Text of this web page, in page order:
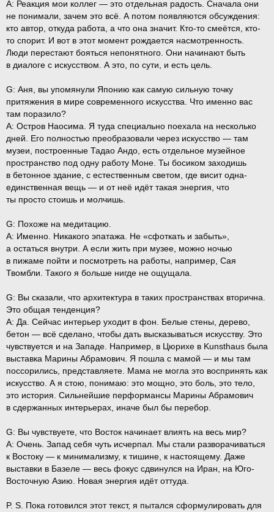
A: Реакция мои коллег — это отдельная радость. Сначала они
не понимали, зачем это всё. А потом появляются обсуждения:
кто автор, откуда работа, а что она значит. Кто-то смеётся, кто-
то спорит. И вот в этот момент рождается насмотренность.
Люди перестают бояться непонятного. Они начинают быть
в диалоге с искусством. А это, по сути, и есть цель.
G: Аня, вы упомянули Японию как самую сильную точку
притяжения в мире современного искусства. Что именно вас
там поразило?
A: Остров Наосима. Я туда специально поехала на несколько
дней. Его полностью преобразовали через искусство — там
музеи, построенные Тадао Андо, есть отдельное музейное
пространство под одну работу Моне. Ты босиком заходишь
в бетонное здание, с естественным светом, где висит одна-
единственная вещь — и от неё идёт такая энергия, что
ты просто стоишь и молчишь.
G: Похоже на медитацию.
A: Именно. Никакого эпатажа. Не «сфоткать и забыть»,
а остаться внутри. А если жить при музее, можно ночью
в пижаме пойти и посмотреть на работы, например, Сая
Твомбли. Такого я больше нигде не ощущала.
G: Вы сказали, что архитектура в таких пространствах вторична.
Это общая тенденция?
A: Да. Сейчас интерьер уходит в фон. Белые стены, дерево,
бетон — всё сделано, чтобы дать высказываться искусству. Это
чувствуется и на Западе. Например, в Цюрихе в Kunsthaus была
выставка Марины Абрамович. Я пошла с мамой — и мы там
поссорились, представляете. Мама не могла это воспринять как
искусство. А я стою, понимаю: это мощно, это боль, это тело,
это история. Сильнейшие перформансы Марины Абрамович
в сдержанных интерьерах, иначе был бы перебор.
G: Вы чувствуете, что Восток начинает влиять на весь мир?
A: Очень. Запад себя чуть исчерпал. Мы стали разворачиваться
к Востоку — к минимализму, к тишине, к настоящему. Даже
выставки в Базеле — весь фокус сдвинулся на Иран, на Юго-
Восточную Азию. Новая энергия идёт оттуда.
P. S. Пока готовился этот текст, я пытался сформулировать для
Телеграм Студия
En